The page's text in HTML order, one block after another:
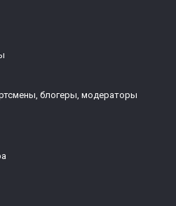
блогеры, модераторы